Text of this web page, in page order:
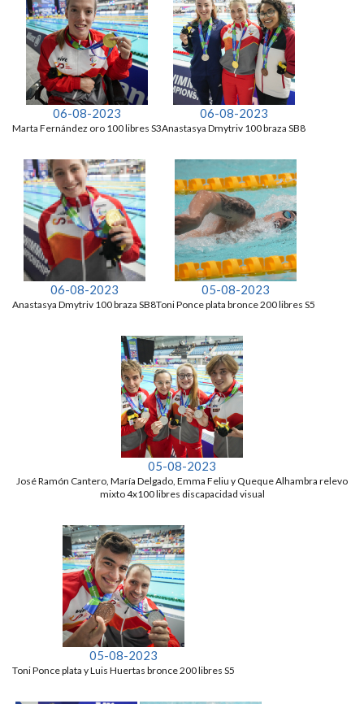
06-08-2023
Marta Fernández oro 100 libres S3
06-08-2023
Anastasya Dmytriv 100 braza SB8
06-08-2023
Anastasya Dmytriv 100 braza SB8
05-08-2023
Toni Ponce plata bronce 200 libres S5
05-08-2023
José Ramón Cantero, María Delgado, Emma Feliu y Queque Alhambra relevo
mixto 4x100 libres discapacidad visual
05-08-2023
Toni Ponce plata y Luis Huertas bronce 200 libres S5